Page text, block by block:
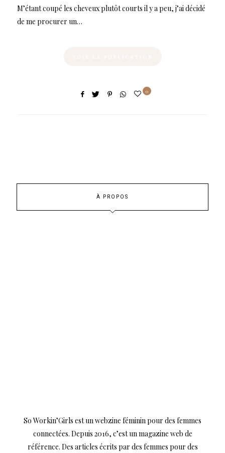
M’étant coupé les cheveux plutôt courts il y a peu, j’ai décidé
de me procurer un…
0
À PROPOS
So Workin’Girls est un webzine féminin pour des femmes
connectées. Depuis 2016, c’est un magazine web de
référence. Des articles écrits par des femmes pour des